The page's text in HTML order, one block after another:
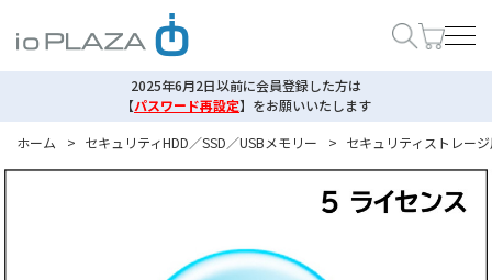
2025年6月2日以前に会員登録した方は
【パスワード再設定】 をお願いいたします
ホーム
> セキュリティHDD／SSD／USBメモリー > セキュリティストレー